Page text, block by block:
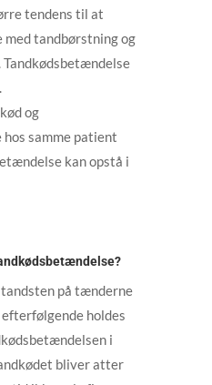
tendens til at
med tandbørstning og
og
samme patient
kan opstå i
på tænderne
holdes
i
bliver atter